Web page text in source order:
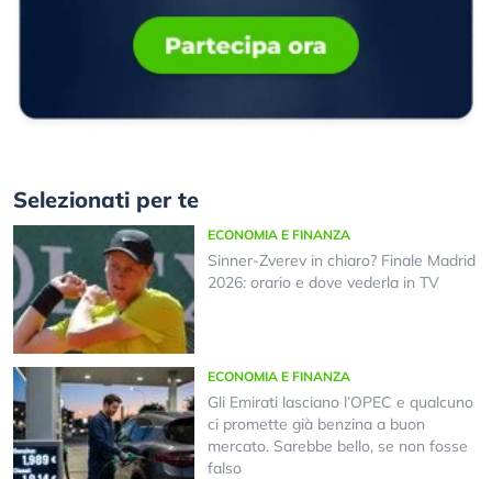
Selezionati per te
ECONOMIA E FINANZA
Sinner-Zverev in chiaro? Finale Madrid
2026: orario e dove vederla in TV
ECONOMIA E FINANZA
Gli Emirati lasciano l’OPEC e qualcuno
ci promette già benzina a buon
mercato. Sarebbe bello, se non fosse
falso